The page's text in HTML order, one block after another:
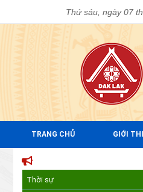
Thứ sáu, ngày 07
TRANG CHỦ GIỚI
Thời sự